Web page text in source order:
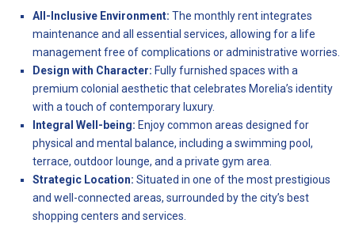
All-Inclusive Environment: The monthly rent integrates
maintenance and all essential services, allowing for a life
management free of complications or administrative worries.
Design with Character: Fully furnished spaces with a
premium colonial aesthetic that celebrates Morelia’s identity
with a touch of contemporary luxury.
Integral Well-being: Enjoy common areas designed for
physical and mental balance, including a swimming pool,
terrace, outdoor lounge, and a private gym area.
Strategic Location: Situated in one of the most prestigious
and well-connected areas, surrounded by the city’s best
shopping centers and services.